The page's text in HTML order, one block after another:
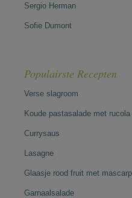
Sergio Herman
Sofie Dumont
Populairste Recepten
Verse slagroom
Koude pastasalade met
Currysaus
Lasagne
Glaasje rood fruit met
Garnaalsalade